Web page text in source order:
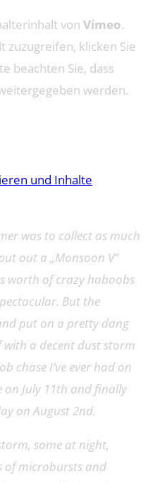
von Vimeo.
zuzugreifen, klicken Sie
beachten Sie, dass
werden.
und Inhalte
was to collect as much
out a „Monsoon V“
worth of crazy haboobs
But the
put on a pretty dang
a decent dust storm
chase I’ve ever had on
on July 11th and finally
on August 2nd.
some at night,
of microbursts and